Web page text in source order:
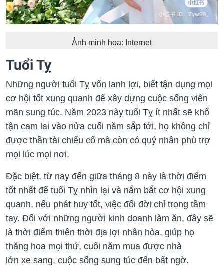
Ảnh minh họa: Internet
Tuổi Tỵ
Những người tuổi Tỵ vốn lanh lợi, biết tận dụng mọi
cơ hội tốt xung quanh để xây dựng cuộc sống viên
mãn sung túc. Năm 2023 này tuổi Tỵ ít nhất sẽ khổ
tận cam lai vào nửa cuối năm sắp tới, họ không chỉ
được thần tài chiếu cố mà còn có quý nhân phù trợ
mọi lúc mọi nơi.
Đặc biệt, từ nay đến giữa tháng 8 này là thời điểm
tốt nhất để tuổi Tỵ nhìn lại và nắm bắt cơ hội xung
quanh, nếu phát huy tốt, việc đổi đời chỉ trong tầm
tay. Đối với những người kinh doanh làm ăn, đây sẽ
là thời điểm thiên thời địa lợi nhân hòa, giúp họ
thăng hoa mọi thứ, cuối năm mua được nhà
lớn xe sang, cuộc sống sung túc đến bất ngờ.